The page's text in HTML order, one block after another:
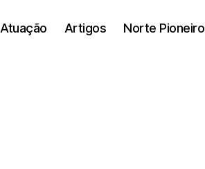
Atuação Artigos Norte Pioneiro